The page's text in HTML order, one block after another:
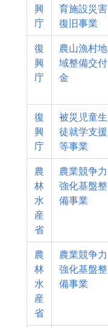
興
庁
育施設災害
復旧事業
復
興
庁
農山漁村地
域整備交付
金
復
興
庁
被災児童生
徒就学支援
等事業
農
林
水
産
省
農業競争力
強化基盤整
備事業
農
林
水
産
省
農業競争力
強化基盤整
備事業